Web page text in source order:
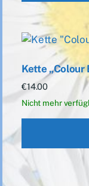
Kette „Colour
€14.00